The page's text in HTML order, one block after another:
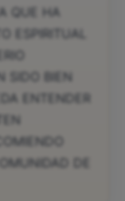
QUE HA
ESPIRITUAL
SIDO BIEN
ENTENDER
DE